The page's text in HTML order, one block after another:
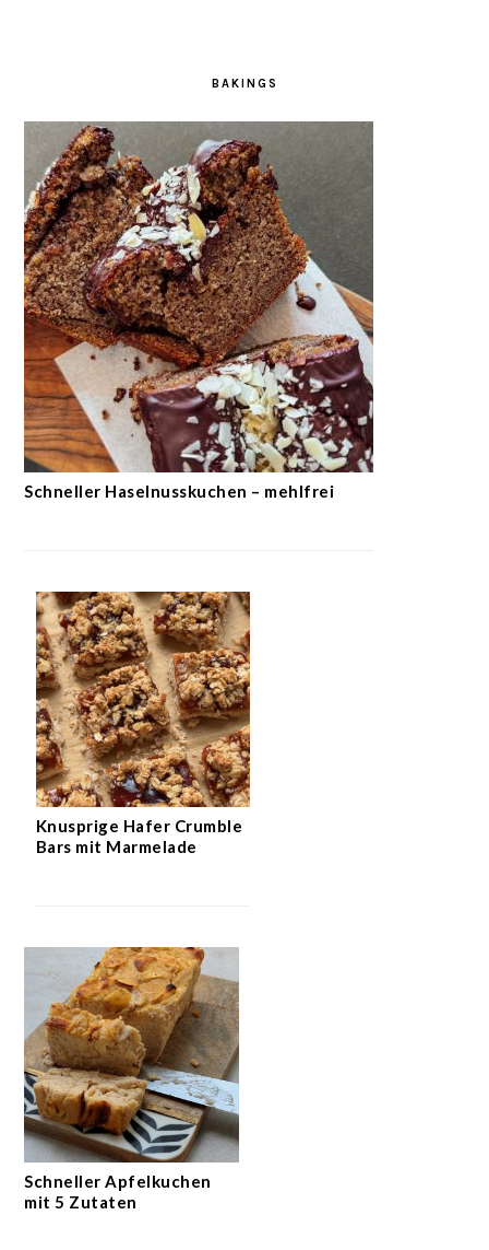
BAKINGS
Schneller Haselnusskuchen – mehlfrei
Knusprige Hafer Crumble
Bars mit Marmelade
Schneller Apfelkuchen
mit 5 Zutaten